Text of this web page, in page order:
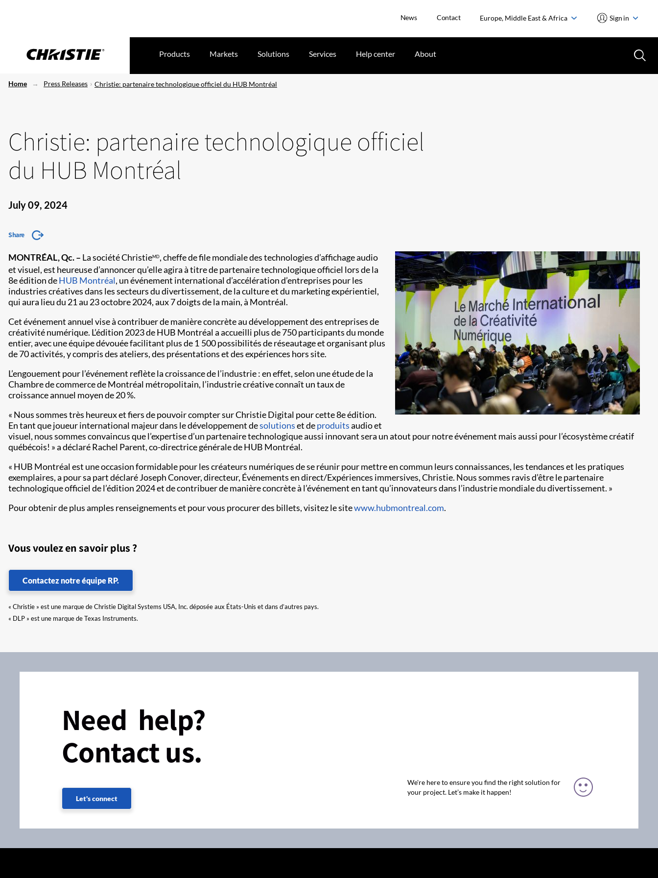
News Contact Europe, Middle East & Africa Sign in
Products Markets Solutions Services Help center About
Home Press Releases Christie: partenaire technologique officiel du HUB Montréal
Christie: partenaire technologique officiel
du HUB Montréal
July 09, 2024
Share
MONTRÉAL, Qc. – La société ChristieMD, cheffe de file mondiale des technologies d’affichage audio
et visuel, est heureuse d’annoncer qu’elle agira à titre de partenaire technologique officiel lors de la
8e édition deHUB Montréal, un événement international d’accélération d’entreprises pour les
industries créatives dans les secteurs du divertissement, de la culture et du marketing expérientiel,
qui aura lieu du 21 au 23 octobre 2024, aux 7 doigts de la main, à Montréal.
Cet événement annuel vise à contribuer de manière concrète au développement des entreprises de
créativité numérique. L’édition 2023 de HUB Montréal a accueilli plus de 750 participants du monde
entier, avec une équipe dévouée facilitant plus de 1 500 possibilités de réseautage et organisant plus
de 70 activités, y compris des ateliers, des présentations et des expériences hors site.
L’engouement pour l’événement reflète la croissance de l’industrie : en effet, selon une étude de la
Chambre de commerce de Montréal métropolitain, l’industrie créative connaît un taux de
croissance annuel moyen de 20 %.
« Nous sommes très heureux et fiers de pouvoir compter sur Christie Digital pour cette 8e édition.
En tant que joueur international majeur dans le développement desolutionset deproduitsaudio et
visuel, nous sommes convaincus que l’expertise d’un partenaire technologique aussi innovant sera un atout pour notre événement mais aussi pour l’écosystème créatif
québécois! » a déclaré Rachel Parent, co-directrice générale de HUB Montréal.
« HUB Montréal est une occasion formidable pour les créateurs numériques de se réunir pour mettre en commun leurs connaissances, les tendances et les pratiques
exemplaires, a pour sa part déclaré Joseph Conover, directeur, Événements en direct/Expériences immersives, Christie. Nous sommes ravis d’être le partenaire
technologique officiel de l’édition 2024 et de contribuer de manière concrète à l’événement en tant qu’innovateurs dans l’industrie mondiale du divertissement. »
Pour obtenir de plus amples renseignements et pour vous procurer des billets, visitez le sitewww.hubmontreal.com.
Vous voulez en savoir plus ?
Contactez notre équipe RP.
« Christie » est une marque de Christie Digital Systems USA, Inc. déposée aux États-Unis et dans d’autres pays.
« DLP » est une marque de Texas Instruments.
Need help?
Contact us.
Let's connect
We're here to ensure you find the right solution for
your project. Let’s make it happen!